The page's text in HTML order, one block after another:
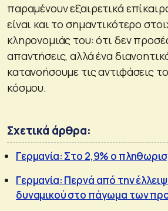
παραμένουν εξαιρετικά
είναι και το σημαντικότερο
κληρονομιάς του: ότι δεν
απαντήσεις, αλλά ένα
κατανοήσουμε τις αντιφάσεις
κόσμου.
Σχετικά άρθρα:
Γερμανία: Στο 2,9% ο
Γερμανία: Περνά από την
δυναμικού στο πάγωμα των